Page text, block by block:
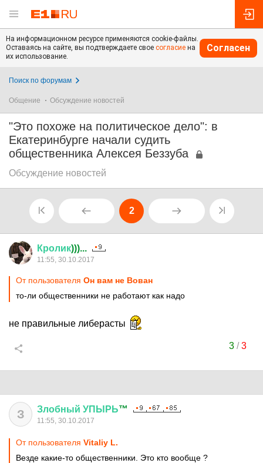
На информационном ресурсе применяются cookie-файлы.
Оставаясь на сайте, вы подтверждаете свое согласие на
их использование.
Согласен
Поиск по форумам
Общение Обсуждение новостей
"Это похоже на политическое дело": в
Екатеринбурге начали судить
общественника Алексея Беззуба
Обсуждение новостей
2
Кролик)))...
11:55, 30.10.2017
От пользователя Он вам не Вован
то-ли общественники не работают как надо
не правильные либерасты
3/3
З Злобный УПЫРЬ™
11:55, 30.10.2017
От пользователя Vitaliy L.
Везде какие-то общественники. Это кто вообще ?